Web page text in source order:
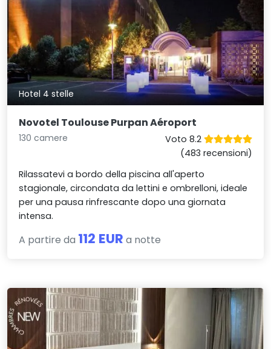
Hotel 4 stelle
Novotel Toulouse Purpan Aéroport
130 camere
Voto 8.2
(483 recensioni)
Rilassatevi a bordo della piscina all'aperto
stagionale, circondata da lettini e ombrelloni, ideale
per una pausa rinfrescante dopo una giornata
intensa.
A partire da 112 EUR a notte